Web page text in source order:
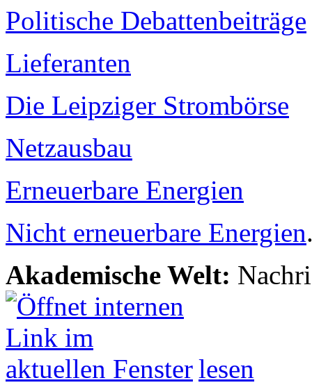
Politische Debattenbeiträge
Lieferanten
Die Leipziger Strombörse
Netzausbau
Erneuerbare Energien
Nicht erneuerbare Energien
Akademische Welt:
lesen